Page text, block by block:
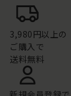
3,980円以上の
ご購入で
送料無料